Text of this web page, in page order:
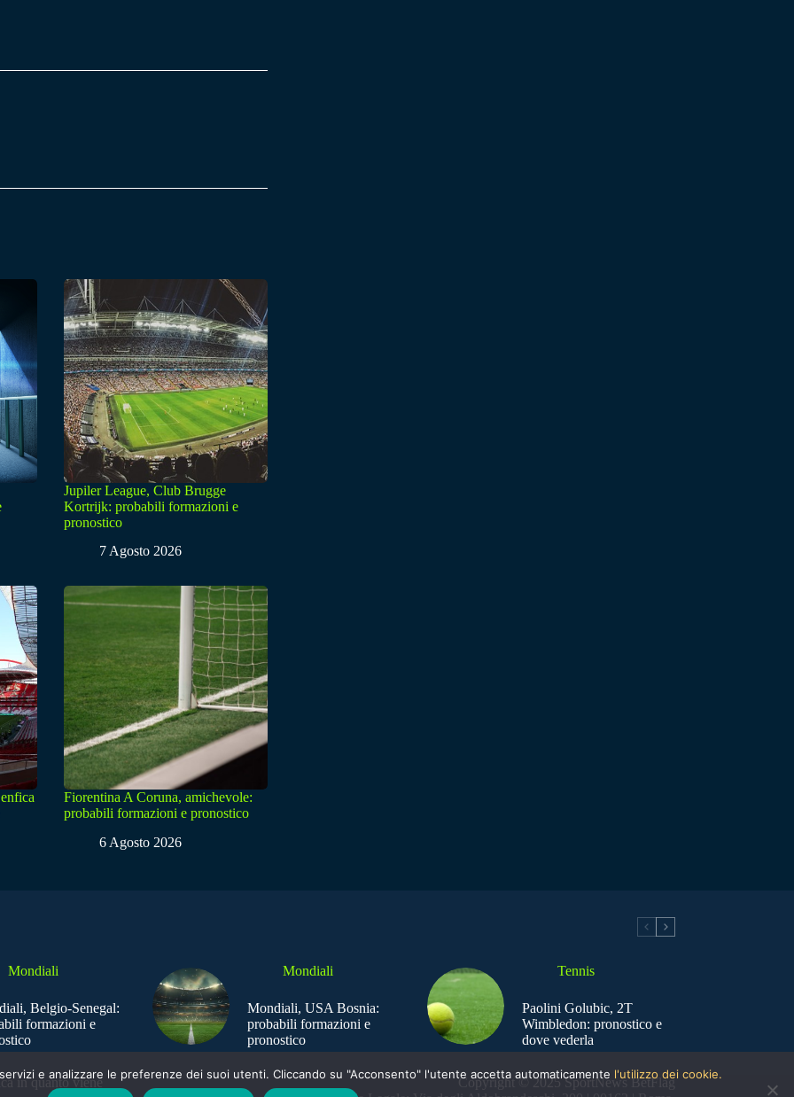
Jupiler League, Club Brugge
Kortrijk: probabili formazioni e
pronostico
7 Agosto 2026
Fiorentina A Coruna, amichevole:
probabili formazioni e pronostico
6 Agosto 2026
Mondiali
Belgio-Senegal:
formazioni e
Mondiali
Mondiali, USA Bosnia:
probabili formazioni e
pronostico
Tennis
Paolini Golubic, 2T
Wimbledon: pronostico e
dove vederla
in quanto viene
Copyright © 2025 SportNews BetFlag
e analizzare le preferenze dei suoi utenti. Cliccando su "Acconsento" l'utente accetta automaticamente l'utilizzo dei cookie.